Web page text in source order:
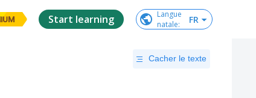
Start learning
Langue
natale: FR
Cacher le texte